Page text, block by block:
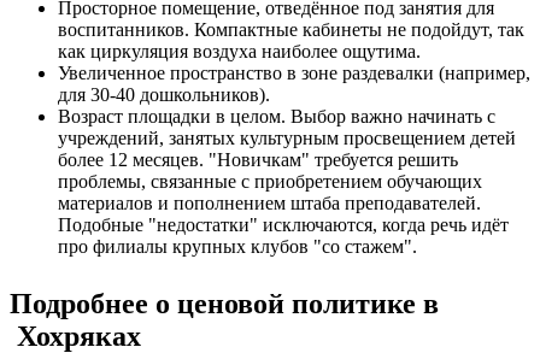
Просторное помещение, отведённое под занятия для
воспитанников. Компактные кабинеты не подойдут, так
как циркуляция воздуха наиболее ощутима.
Увеличенное пространство в зоне раздевалки (например,
для 30-40 дошкольников).
Возраст площадки в целом. Выбор важно начинать с
учреждений, занятых культурным просвещением детей
более 12 месяцев. "Новичкам" требуется решить
проблемы, связанные с приобретением обучающих
материалов и пополнением штаба преподавателей.
Подобные "недостатки" исключаются, когда речь идёт
про филиалы крупных клубов "со стажем".
Подробнее о ценовой политике в
Хохряках